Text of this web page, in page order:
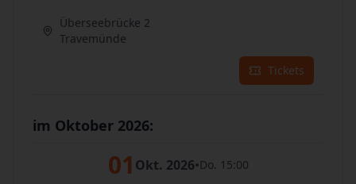
Überseebrücke 2
Travemünde
Tickets
im Oktober 2026:
01 Okt. 2026•Do. 15:00